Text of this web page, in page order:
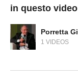
in questo video
Porretta
1 VIDEOS